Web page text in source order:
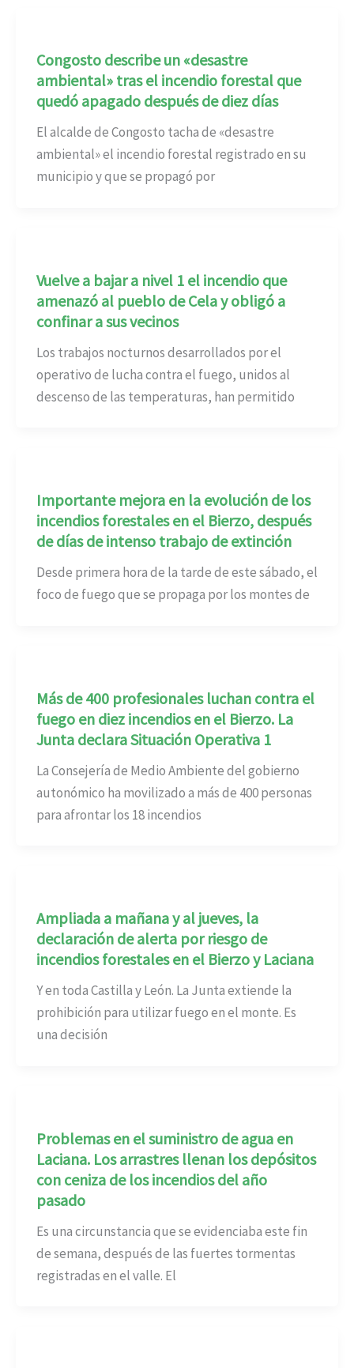
Congosto describe un «desastre
ambiental» tras el incendio forestal que
quedó apagado después de diez días
El alcalde de Congosto tacha de «desastre
ambiental» el incendio forestal registrado en su
municipio y que se propagó por
Vuelve a bajar a nivel 1 el incendio que
amenazó al pueblo de Cela y obligó a
confinar a sus vecinos
Los trabajos nocturnos desarrollados por el
operativo de lucha contra el fuego, unidos al
descenso de las temperaturas, han permitido
Importante mejora en la evolución de los
incendios forestales en el Bierzo, después
de días de intenso trabajo de extinción
Desde primera hora de la tarde de este sábado, el
foco de fuego que se propaga por los montes de
Más de 400 profesionales luchan contra el
fuego en diez incendios en el Bierzo. La
Junta declara Situación Operativa 1
La Consejería de Medio Ambiente del gobierno
autonómico ha movilizado a más de 400 personas
para afrontar los 18 incendios
Ampliada a mañana y al jueves, la
declaración de alerta por riesgo de
incendios forestales en el Bierzo y Laciana
Y en toda Castilla y León. La Junta extiende la
prohibición para utilizar fuego en el monte. Es
una decisión
Problemas en el suministro de agua en
Laciana. Los arrastres llenan los depósitos
con ceniza de los incendios del año
pasado
Es una circunstancia que se evidenciaba este fin
de semana, después de las fuertes tormentas
registradas en el valle. El